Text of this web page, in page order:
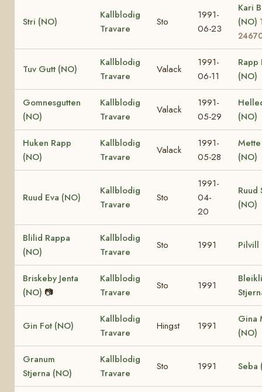
Stri (NO)
Kallblodig
Travare
Sto
1991-
06-23
Kari
(NO)
Tuv Gutt (NO)
Kallblodig
Travare
Valack
1991-
06-11
Rapp
(NO)
Gomnesgutten
(NO)
Kallblodig
Travare
Valack
1991-
05-29
(NO)
Huken Rapp
(NO)
Kallblodig
Travare
Valack
1991-
05-28
(NO)
Ruud Eva (NO)
Kallblodig
Travare
Sto
1991-
04-
20
Ruud
(NO)
Blilid Rappa
(NO)
Kallblodig
Travare
Sto 1991 Pilvill
Briskeby Jenta
(NO) 📷
Kallblodig
Travare
Sto 1991
Bleikli
Gin Fot (NO)
Kallblodig
Travare
Hingst 1991
Gina
(NO)
Granum
Stjerna (NO)
Kallblodig
Travare
Sto 1991 Seba